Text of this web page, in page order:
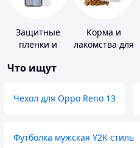
Защитные
пленки и
портативных
Корма и
лакомства для
Что ищут
Чехол для Oppo Reno 13
Футболка мужская Y2K стиль